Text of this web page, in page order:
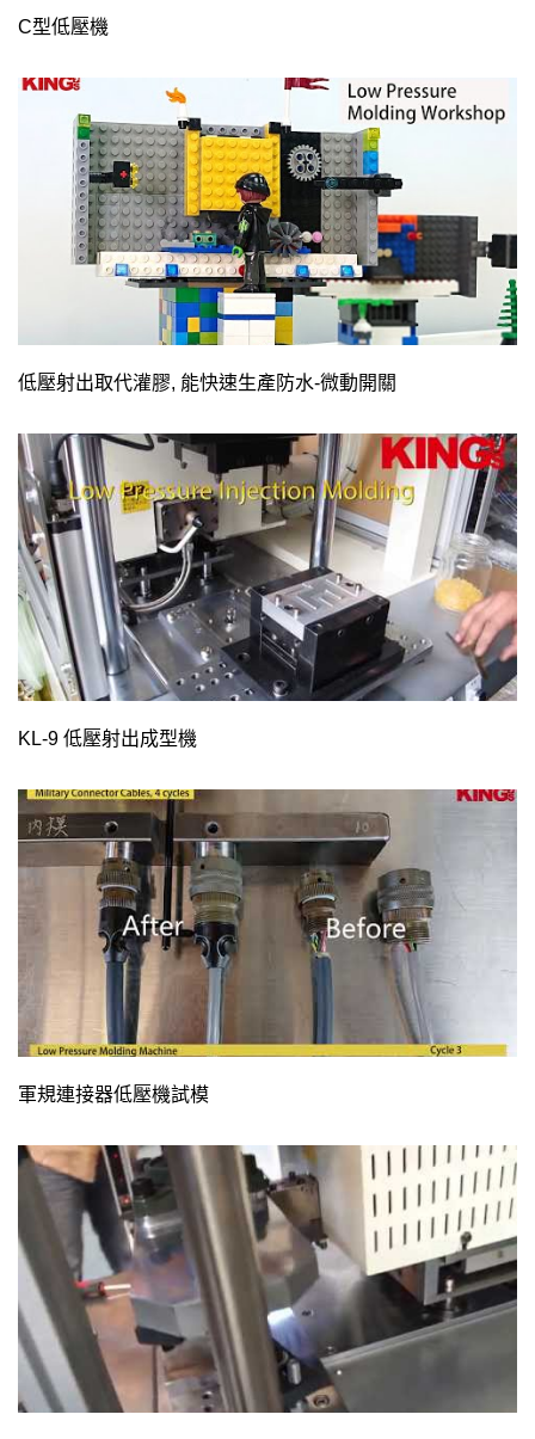
C型低壓機
低壓射出取代灌膠, 能快速生產防水-微動開關
KL-9 低壓射出成型機
軍規連接器低壓機試模